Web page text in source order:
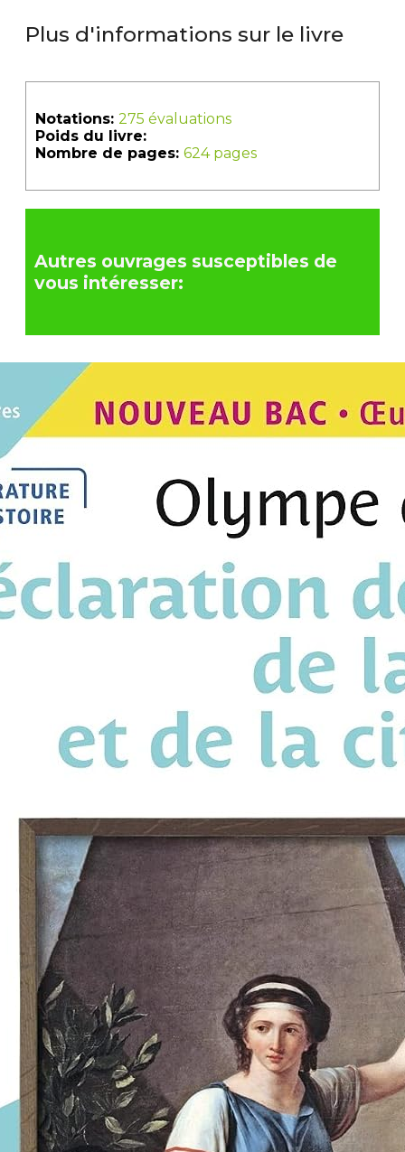
Plus d'informations sur le livre
Notations: 275 évaluations
Poids du livre:
Nombre de pages: 624 pages
Autres ouvrages susceptibles de
vous intéresser: